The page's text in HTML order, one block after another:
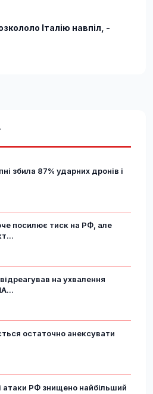
Італію навпіл, -
збила 87% ударних дронів і
посилює тиск на РФ, але
на ухвалення
остаточно анексувати
атаки РФ знищено найбільший